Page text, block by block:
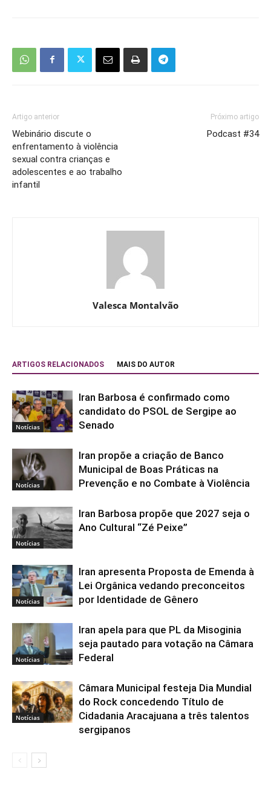
Artigo anterior
Webinário discute o
enfrentamento à violência
sexual contra crianças e
adolescentes e ao trabalho
infantil
Próximo artigo
Podcast #34
Valesca Montalvão
ARTIGOS RELACIONADOS MAIS DO AUTOR
Notícias
Iran Barbosa é confirmado como
candidato do PSOL de Sergipe ao
Senado
Notícias
Iran propõe a criação de Banco
Municipal de Boas Práticas na
Prevenção e no Combate à Violência
Notícias
Iran Barbosa propõe que 2027 seja o
Ano Cultural “Zé Peixe”
Notícias
Iran apresenta Proposta de Emenda à
Lei Orgânica vedando preconceitos
por Identidade de Gênero
Notícias
Iran apela para que PL da Misoginia
seja pautado para votação na Câmara
Federal
Notícias
Câmara Municipal festeja Dia Mundial
do Rock concedendo Título de
Cidadania Aracajuana a três talentos
sergipanos